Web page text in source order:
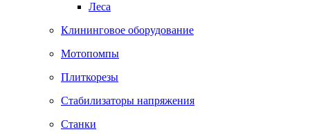
Леса
Клининговое оборудование
Мотопомпы
Плиткорезы
Стабилизаторы напряжения
Станки